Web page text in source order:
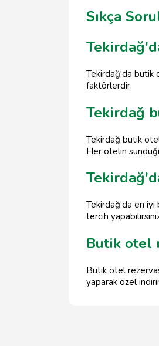
Sıkça
Tekirdağ'da butik
faktörlerdir.
Tekirdağ
Tekirdağ butik
Her otelin
Tekirdağ'da en iyi
tercih
Butik otel
Butik otel
yaparak özel